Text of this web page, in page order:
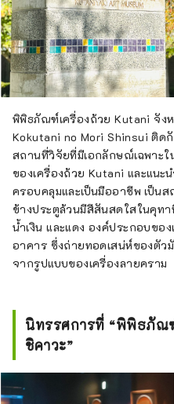
พิพิธภัณฑ์เครื่องถ้วย Kutani จัง
Kokutani no Mori Shinsui ติด
สถานที่วิจัยที่มีเอกลักษณ์เฉพาะ
ของเครื่องถ้วย Kutani และแนะ
ครอบคลุมและเป็นมืออาชีพ เป็น
ข้างประตูล้วนมีสีสันสดใสในคุทา
น้ำเงิน และแดง องค์ประกอบขอ
อาคาร ซึ่งถ่ายทอดเสน่ห์ของตัว
จากรูปแบบของเครื่องลายคราม
นิทรรศการที่ “พิพิธภัณ
ชิคาวะ”